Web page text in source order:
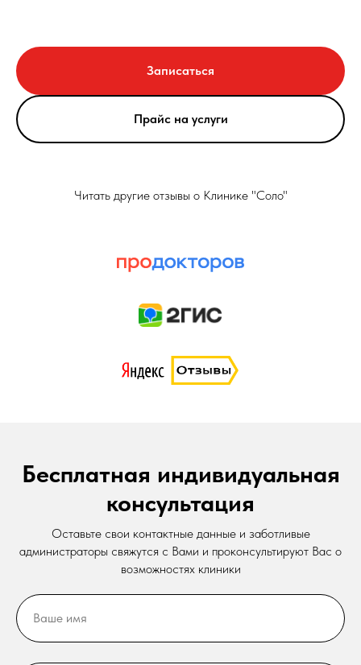
Записаться
Прайс на услуги
Читать другие отзывы о Клинике "Соло"
Бесплатная индивидуальная
консультация
Оставьте свои контактные данные и заботливые
администраторы свяжутся с Вами и проконсультируют Вас о
возможностях клиники